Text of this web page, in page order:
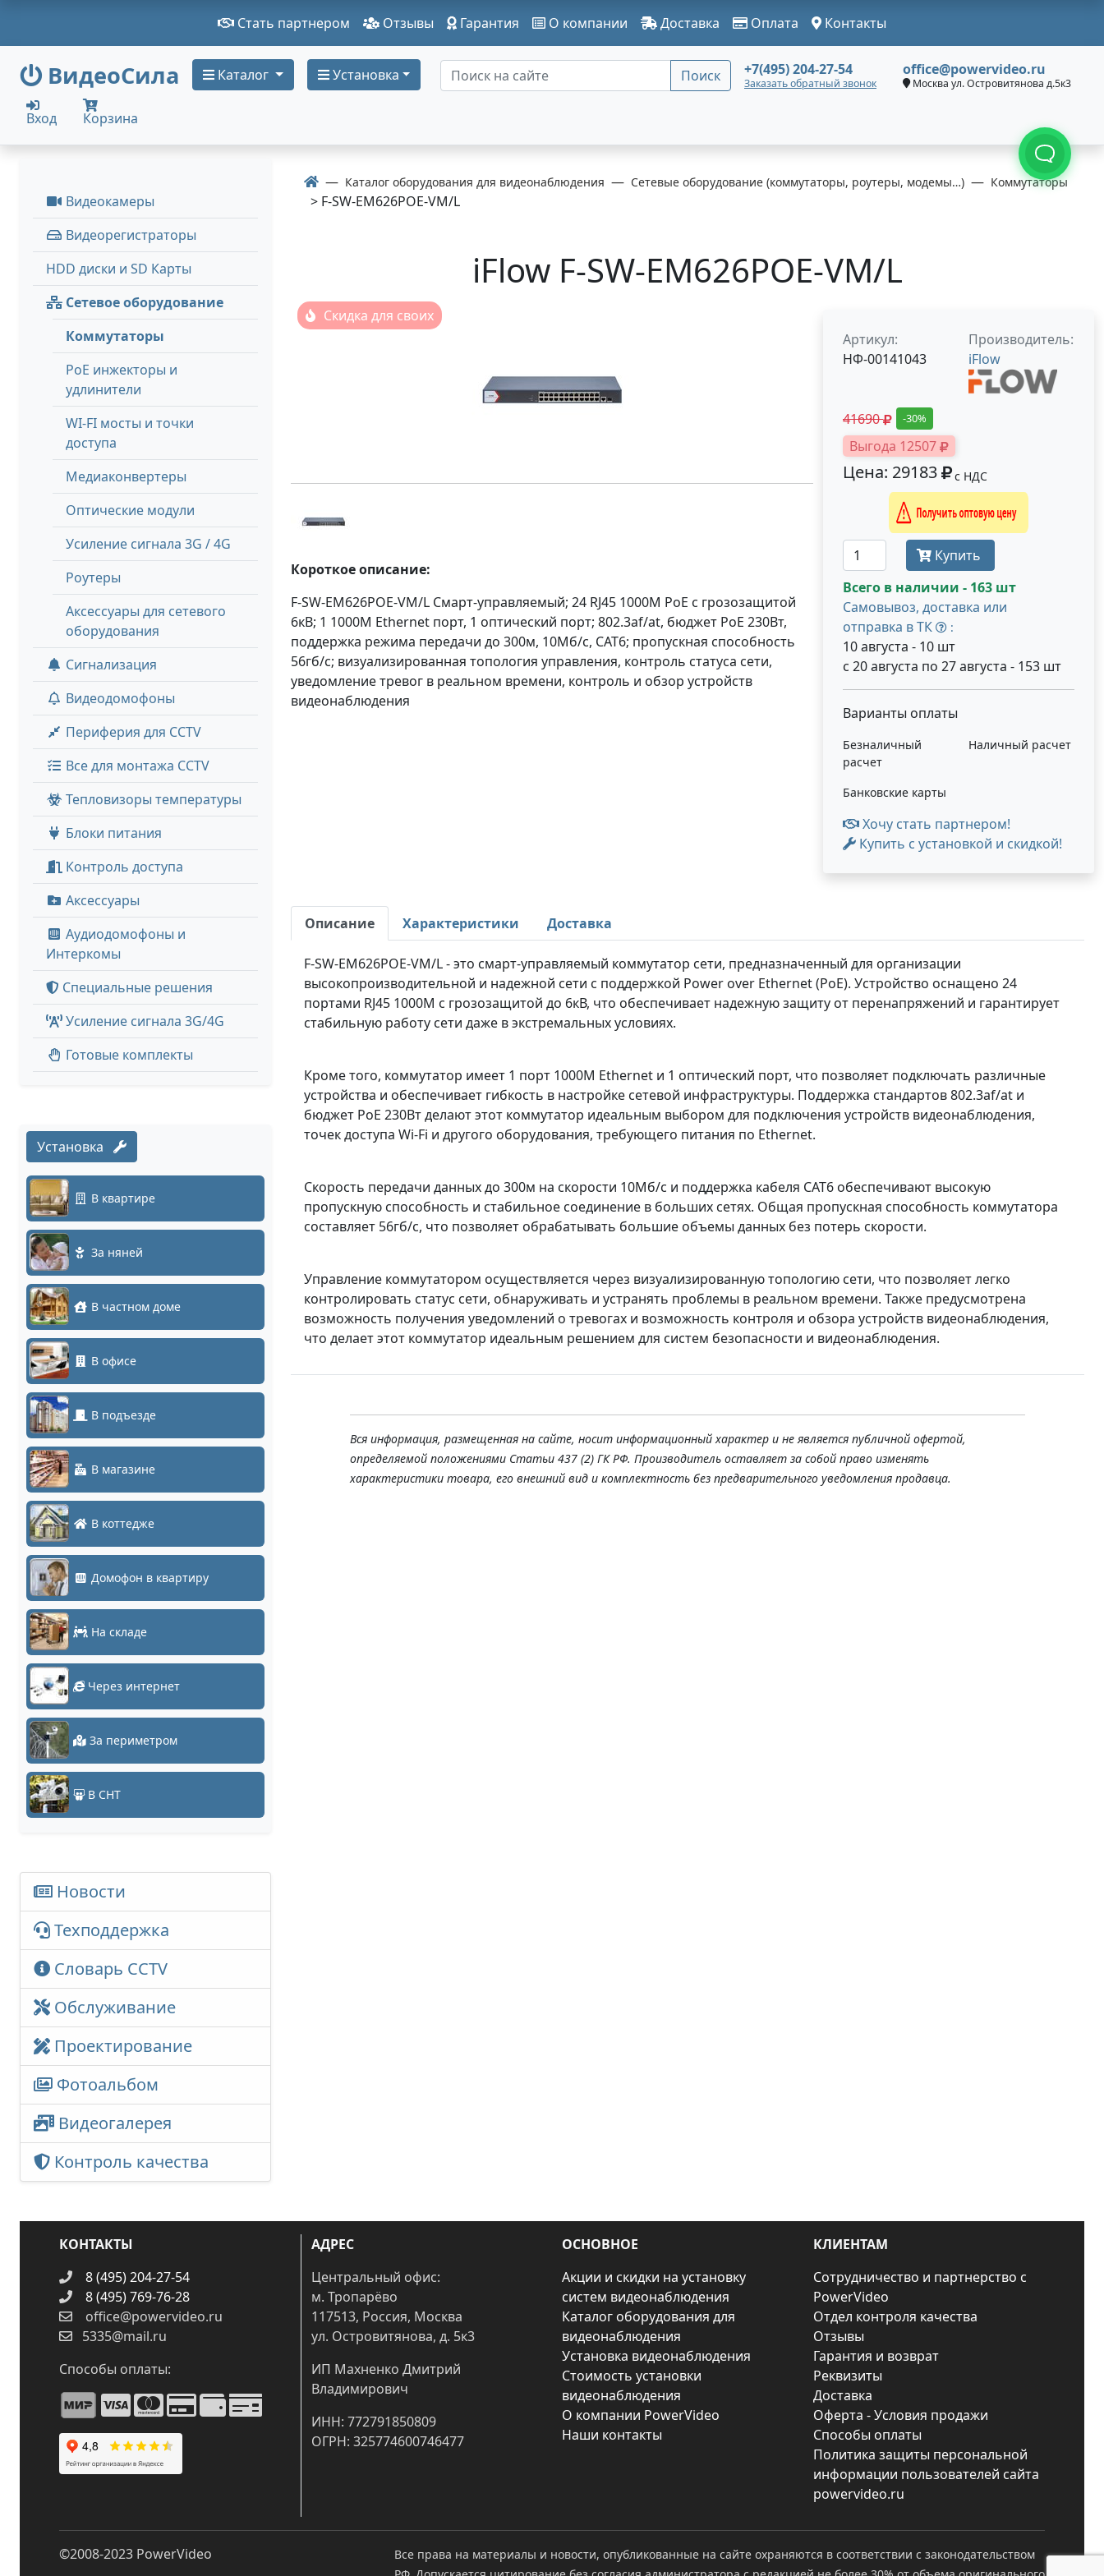
Стать партнером Отзывы Гарантия О компании Доставка Оплата Контакты
ВидеоСила Каталог Установка Поиск +7(495) 204-27-54
Заказать обратный звонок
office@powervideo.ru
Москва ул. Островитянова д.5к3
Вход Корзина
Видеокамеры
Видеорегистраторы
HDD диски и SD Карты
Сетевое оборудование
Коммутаторы
PoE инжекторы и
удлинители
WI-FI мосты и точки
доступа
Медиаконвертеры
Оптические модули
Усиление сигнала 3G / 4G
Роутеры
Аксессуары для сетевого
оборудования
Сигнализация
Видеодомофоны
Периферия для CCTV
Все для монтажа CCTV
Тепловизоры температуры
Блоки питания
Контроль доступа
Аксессуары
Аудиодомофоны и
Интеркомы
Специальные решения
Усиление сигнала 3G/4G
Готовые комплекты
Установка
В квартире
За няней
В частном доме
В офисе
В подъезде
В магазине
В коттедже
Домофон в квартиру
На складе
Через интернет
За периметром
В СНТ
Новости
Техподдержка
Словарь CCTV
Обслуживание
Проектирование
Фотоальбом
Видеогалерея
Контроль качества
Каталог оборудования для видеонаблюдения Сетевые оборудование (коммутаторы, роутеры, модемы…) Коммутаторы
> F-SW-EM626POE-VM/L
iFlow F-SW-EM626POE-VM/L
Скидка для своих
Короткое описание:
F-SW-EM626POE-VM/L Смарт-управляемый; 24 RJ45 1000M PoE с грозозащитой
6кВ; 1 1000М Ethernet порт, 1 оптический порт; 802.3af/at, бюджет PoE 230Вт,
поддержка режима передачи до 300м, 10Мб/с, CAT6; пропускная способность
56гб/с; визуализированная топология управления, контроль статуса сети,
уведомление тревог в реальном времени, контроль и обзор устройств
видеонаблюдения
Артикул:
НФ-00141043
Производитель:
iFlow
41690 -30%
Выгода 12507
Цена: 29183 с НДС
Получить оптовую цену
Купить
Всего в наличии - 163 шт
Самовывоз, доставка или
отправка в ТК
:
10 августа - 10 шт
с 20 августа по 27 августа - 153 шт
Варианты оплаты
Безналичный
расчет
Наличный расчет
Банковские карты
Хочу стать партнером!
Купить с установкой и скидкой!
Описание Характеристики Доставка
F-SW-EM626POE-VM/L - это смарт-управляемый коммутатор сети, предназначенный для организации
высокопроизводительной и надежной сети с поддержкой Power over Ethernet (PoE). Устройство оснащено 24
портами RJ45 1000M с грозозащитой до 6кВ, что обеспечивает надежную защиту от перенапряжений и гарантирует
стабильную работу сети даже в экстремальных условиях.
Кроме того, коммутатор имеет 1 порт 1000М Ethernet и 1 оптический порт, что позволяет подключать различные
устройства и обеспечивает гибкость в настройке сетевой инфраструктуры. Поддержка стандартов 802.3af/at и
бюджет PoE 230Вт делают этот коммутатор идеальным выбором для подключения устройств видеонаблюдения,
точек доступа Wi-Fi и другого оборудования, требующего питания по Ethernet.
Скорость передачи данных до 300м на скорости 10Мб/с и поддержка кабеля CAT6 обеспечивают высокую
пропускную способность и стабильное соединение в больших сетях. Общая пропускная способность коммутатора
составляет 56гб/с, что позволяет обрабатывать большие объемы данных без потерь скорости.
Управление коммутатором осуществляется через визуализированную топологию сети, что позволяет легко
контролировать статус сети, обнаруживать и устранять проблемы в реальном времени. Также предусмотрена
возможность получения уведомлений о тревогах и возможность контроля и обзора устройств видеонаблюдения,
что делает этот коммутатор идеальным решением для систем безопасности и видеонаблюдения.
Вся информация, размещенная на сайте, носит информационный характер и не является публичной офертой,
определяемой положениями Статьи 437 (2) ГК РФ. Производитель оставляет за собой право изменять
характеристики товара, его внешний вид и комплектность без предварительного уведомления продавца.
КОНТАКТЫ
8 (495) 204-27-54
8 (495) 769-76-28
office@powervideo.ru
5335@mail.ru
Способы оплаты:
АДРЕС
Центральный офис:
м. Тропарёво
117513, Россия, Москва
ул. Островитянова, д. 5к3
ИП Махненко Дмитрий
Владимирович
ИНН: 772791850809
ОГРН: 325774600746477
ОСНОВНОЕ
Акции и скидки на установку
систем видеонаблюдения
Каталог оборудования для
видеонаблюдения
Установка видеонаблюдения
Стоимость установки
видеонаблюдения
О компании PowerVideo
Наши контакты
КЛИЕНТАМ
Сотрудничество и партнерство с
PowerVideo
Отдел контроля качества
Отзывы
Гарантия и возврат
Реквизиты
Доставка
Оферта - Условия продажи
Способы оплаты
Политика защиты персональной
информации пользователей сайта
powervideo.ru
©2008-2023 PowerVideo
Все права на материалы и новости, опубликованные на сайте охраняются в соответствии с законодательством